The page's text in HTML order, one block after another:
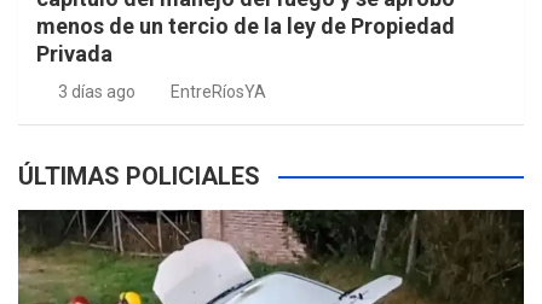
menos de un tercio de la ley de Propiedad
Privada
3 días ago EntreRíosYA
ÚLTIMAS POLICIALES